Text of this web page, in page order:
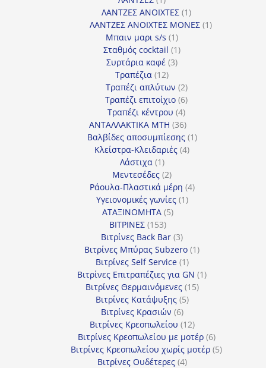
προϊόν
ΛΑΝΤΖΕΣ ΑΝΟΙΧΤΕΣ 11
προϊόν
ΛΑΝΤΖΕΣ ΑΝΟΙΧΤΕΣ ΜΟΝΕΣ 11
Μπαιν μαρι s/s 11
προϊόν
Σταθμός cocktail 11
Συρτάρια καφέ 33
Τραπέζια 1212
προϊόντα
Τραπέζι απλύτων 22
προϊόντα
Τραπέζι επιτοίχιο 66
προϊόντα
Τραπέζι κέντρου 44
προϊόντα
ΑΝΤΑΛΛΑΚΤΙΚΑ MTH 3636
προϊόντα
Βαλβίδες αποσυμπίεσης 11
Κλείστρα-Κλειδαριές 44
Λάστιχα 11
προϊόν
Μεντεσέδες 22
προϊόντα
Ράουλα-Πλαστικά μέρη 44
Υγειονομικές γωνίες 11
ΑΤΑΞΙΝΟΜΗΤΑ 55
ΒΙΤΡΙΝΕΣ 153153
προϊόντα
Βιτρίνες Back Bar 33
προϊόντα
Βιτρίνες Mπύρας Subzero 11
Βιτρίνες Self Service 11
προϊόν
Βιτρίνες Επιτραπέζιες για GN 11
Βιτρίνες Θερμαινόμενες 1515
Βιτρίνες Κατάψυξης 55
Βιτρίνες Κρασιών 66
προϊόντα
Βιτρίνες Κρεοπωλείου 1212
προϊόντα
Βιτρίνες Κρεοπωλείου με μοτέρ 66
προϊόντα
Βιτρίνες Κρεοπωλείου χωρίς μοτέρ 55
Βιτρίνες Ουδέτερες 44